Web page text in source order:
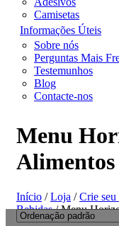
Camisetas
Informações Úteis
Sobre nós
Perguntas Mais
Testemunhos
Blog
Contacte-nos
Menu
Alimentos
Início /Loja /Crie
Bebidas/ Menu